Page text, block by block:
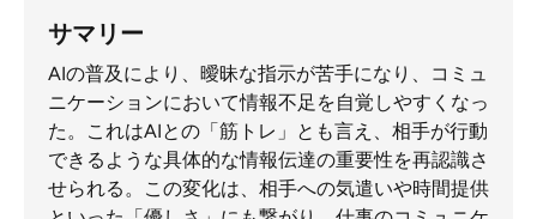
サマリー
AIの普及により、曖昧な指示が苦手になり、コミュ
ニケーションにおいて情報不足を自覚しやすくなっ
た。これはAIとの「筋トレ」とも言え、相手が行動
できるような具体的な情報伝達の重要性を再認識さ
せられる。この変化は、相手への気遣いや時間提供